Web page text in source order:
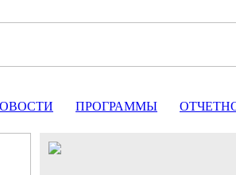
ПРОГРАММЫ